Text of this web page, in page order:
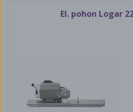
El. pohon Logar